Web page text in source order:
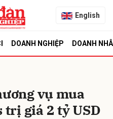
English
DOANH NGHIỆP DOANH
vụ mua
giá 2 tỷ USD